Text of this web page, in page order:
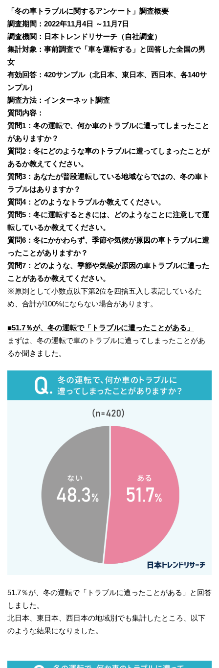
「冬の車トラブルに関するアンケート」調査概要
調査期間：2022年11月4日 ～11月7日
調査機関：日本トレンドリサーチ（自社調査）
集計対象：事前調査で「車を運転する」と回答した全国の男
女
有効回答：420サンプル（北日本、東日本、西日本、各140サ
ンプル）
調査方法：インターネット調査
質問内容：
質問1：冬の運転で、何か車のトラブルに遭ってしまったこと
がありますか？
質問2：冬にどのような車のトラブルに遭ってしまったことが
あるか教えてください。
質問3：あなたが普段運転している地域ならではの、冬の車ト
ラブルはありますか？
質問4：どのようなトラブルか教えてください。
質問5：冬に運転するときには、どのようなことに注意して運
転しているか教えてください。
質問6：冬にかかわらず、季節や気候が原因の車トラブルに遭
ったことがありますか？
質問7：どのような、季節や気候が原因の車トラブルに遭った
ことがあるか教えてください。
※原則として小数点以下第2位を四捨五入し表記しているた
め、合計が100%にならない場合があります。
■51.7％が、冬の運転で「トラブルに遭ったことがある」
まずは、冬の運転で車のトラブルに遭ってしまったことがあ
るか聞きました。
51.7％が、冬の運転で「トラブルに遭ったことがある」と回答
しました。
北日本、東日本、西日本の地域別でも集計したところ、以下
のような結果になりました。